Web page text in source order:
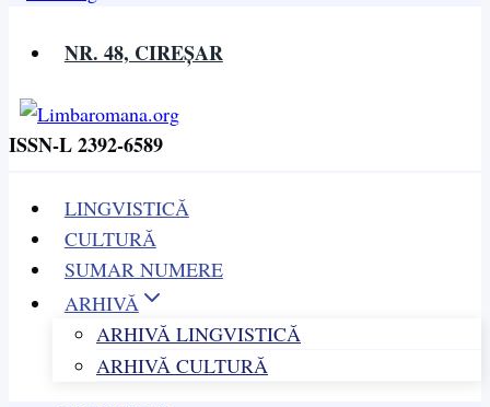
NR. 48, CIREȘAR
ISSN-L 2392-6589
LINGVISTICĂ
CULTURĂ
SUMAR NUMERE
ARHIVĂ
ARHIVĂ LINGVISTICĂ
ARHIVĂ CULTURĂ